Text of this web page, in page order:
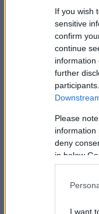
If you wish
sensitive
confirm
continue
information
further
Please
information
deny
in below
I want